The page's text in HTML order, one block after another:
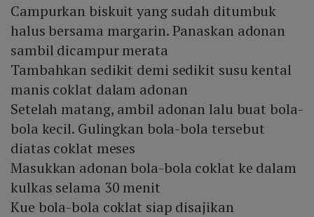
Campurkan biskuit yang sudah ditumbuk
halus bersama margarin. Panaskan adonan
sambil dicampur merata
Tambahkan sedikit demi sedikit susu kental
manis coklat dalam adonan
Setelah matang, ambil adonan lalu buat bola-
bola kecil. Gulingkan bola-bola tersebut
diatas coklat meses
Masukkan adonan bola-bola coklat ke dalam
kulkas selama 30 menit
Kue bola-bola coklat siap disajikan